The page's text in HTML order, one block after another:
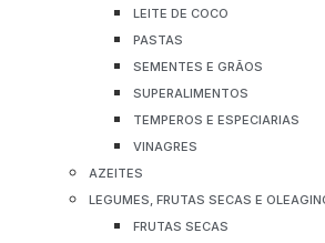
LEITE DE COCO
PASTAS
SEMENTES E GRÃOS
SUPERALIMENTOS
TEMPEROS E ESPECIARIAS
VINAGRES
AZEITES
LEGUMES, FRUTAS SECAS E
FRUTAS SECAS